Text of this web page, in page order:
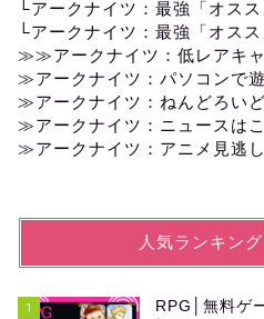
└アークナイツ：最強「オスス
└アークナイツ：最強「オスス
≫≫アークナイツ：低レアキ
≫アークナイツ：パソコンで
≫アークナイツ：ねんどろい
≫アークナイツ：ニュースは
≫アークナイツ：アニメ見逃
人気ランキング
1
RPG│無料ゲ